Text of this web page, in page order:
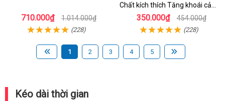
710.000₫ 1.014.000₫
(228)
Chất kích thích Tăng khoái cảm
An toàn
350.000₫ 454.000₫
(228)
1 2 3 4 5
Kéo dài thời gian